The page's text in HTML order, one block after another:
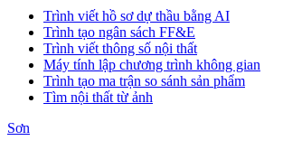
Trình viết hồ sơ dự thầu bằng AI
Trình tạo ngân sách FF&E
Trình viết thông số nội thất
Máy tính lập chương trình không gian
Trình tạo ma trận so sánh sản phẩm
Tìm nội thất từ ảnh
Sơn